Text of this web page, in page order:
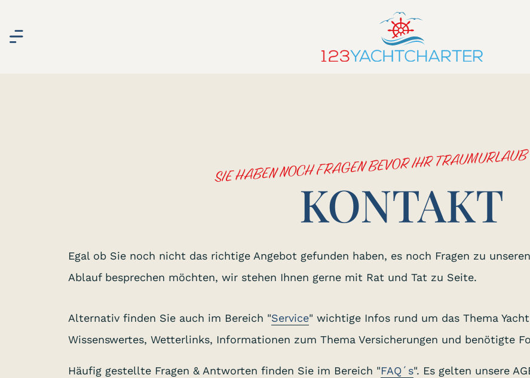
SIE HABEN NOCH FRAGEN BEVOR IHR
KONTAKT
Egal ob Sie noch nicht das richtige Angebot gefunden haben, es noch Fragen zu
Ablauf besprechen möchten, wir stehen Ihnen gerne mit Rat und Tat zu Seite.
Alternativ finden Sie auch im Bereich "Service" wichtige Infos rund um das Thema
Wissenswertes, Wetterlinks, Informationen zum Thema Versicherungen und benötigte
Häufig gestellte Fragen & Antworten finden Sie im Bereich "FAQ´s". Es gelten unsere